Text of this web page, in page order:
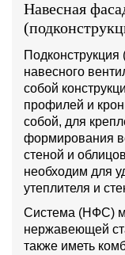
Навесная
навесного
собой
профилей и
собой, для
формирования
стеной и
необходим для
утеплителя и
Система (НФС)
нержавеющей
также иметь